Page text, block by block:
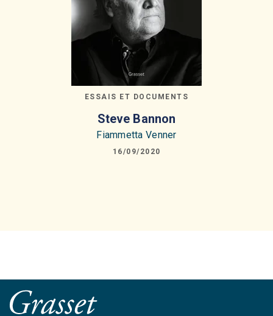
ESSAIS ET DOCUMENTS
Steve Bannon
Fiammetta Venner
16/09/2020